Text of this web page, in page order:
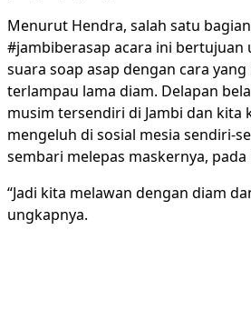
Menurut Hendra, salah satu
#jambiberasap acara ini bertujuan
suara soap asap dengan cara
terlampau lama diam. Delapan
musim tersendiri di Jambi dan kita
mengeluh di sosial mesia sendiri-
sembari melepas maskernya,
“Jadi kita melawan dengan diam
ungkapnya.